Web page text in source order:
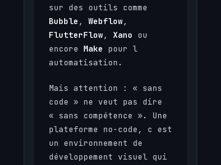
sur des outils comme
Bubble , Webflow,
FlutterFlow, Xano ou
encore Make pour l
automatisation.
Mais attention : « sans
code » ne veut pas dire
« sans compétence ». Une
plateforme no-code, c est
un environnement de
développement visuel qui